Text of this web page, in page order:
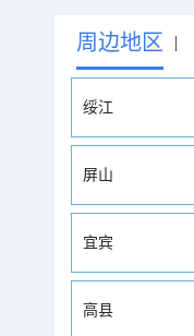
周边地区 |
绥江
屏山
宜宾
高县